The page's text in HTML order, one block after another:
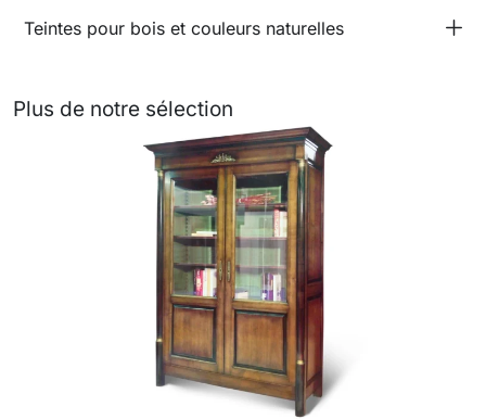
Teintes pour bois et couleurs naturelles
Plus de notre sélection